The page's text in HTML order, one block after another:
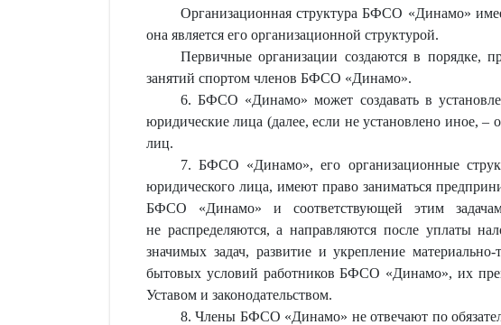
Организационная структура БФСО «Динамо»
она является его организационной структурой.
Первичные организации создаются в порядке,
занятий спортом членов БФСО «Динамо».
6. БФСО «Динамо» может создавать в
юридические лица (далее, если не установлено иное,
лиц.
7. БФСО «Динамо», его организационные
юридического лица, имеют право заниматься
БФСО «Динамо» и соответствующей этим
не распределяются, а направляются после уплаты
значимых задач, развитие и укрепление
бытовых условий работников БФСО «Динамо», их
Уставом и законодательством.
8. Члены БФСО «Динамо» не отвечают по